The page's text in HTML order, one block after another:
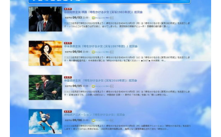
製造業のIT導入・活用を支援
モノづくり技術者専門サイト
エレクトロニクス専門サイト
電子設計の基本と応用
エネルギーの専門メディア
建設×テクノロジーの最前線